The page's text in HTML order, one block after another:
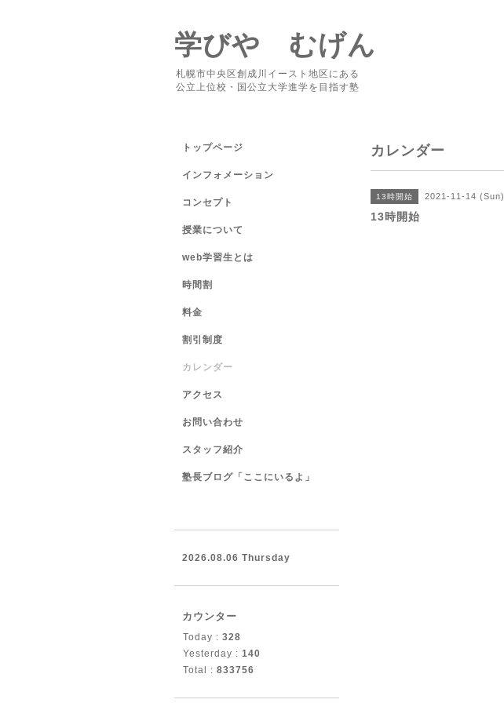
学びや むげん
札幌市中央区創成川イースト地区にある
公立上位校・国公立大学進学を目指す塾
カレンダー
13時開始 2021-11-14 (Sun)
13時開始
トップページ
インフォメーション
コンセプト
授業について
web学習生とは
時間割
料金
割引制度
カレンダー
アクセス
お問い合わせ
スタッフ紹介
塾長ブログ「ここにいるよ」
2026.08.06 Thursday
カウンター
Today : 328
Yesterday : 140
Total : 833756